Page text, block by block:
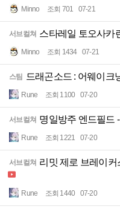
Minno 조회 701 07-21
서브컬쳐 스타레일 토오사카
Minno 조회 1434 07-21
스팀 드래곤소드 : 어웨이크
Rune 조회 1100 07-20
서브컬쳐 명일방주 엔드필드
Rune 조회 1221 07-20
서브컬쳐 리밋 제로 브레이커
Rune 조회 1440 07-20